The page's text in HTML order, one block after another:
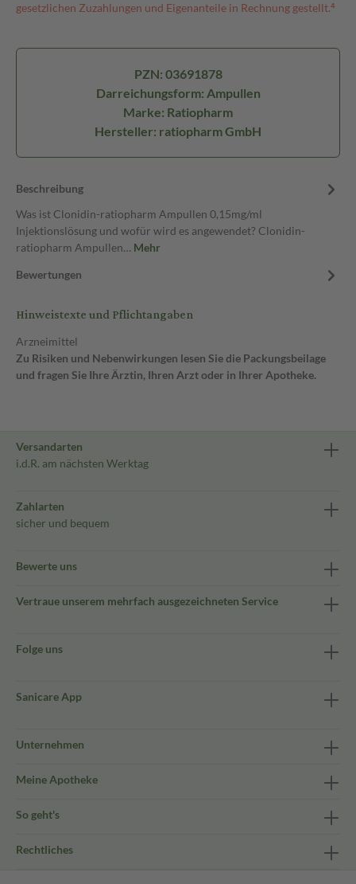
gesetzlichen Zuzahlungen und Eigenanteile in Rechnung gestellt.⁴
PZN: 03691878
Darreichungsform: Ampullen
Marke: Ratiopharm
Hersteller: ratiopharm GmbH
Beschreibung
Was ist Clonidin-ratiopharm Ampullen 0,15mg/ml
Injektionslösung und wofür wird es angewendet? Clonidin-
ratiopharm Ampullen… Mehr
Bewertungen
Hinweistexte und Pflichtangaben
Arzneimittel
Zu Risiken und Nebenwirkungen lesen Sie die Packungsbeilage
und fragen Sie Ihre Ärztin, Ihren Arzt oder in Ihrer Apotheke.
Versandarten
i.d.R. am nächsten Werktag
Zahlarten
sicher und bequem
Bewerte uns
Vertraue unserem mehrfach ausgezeichneten Service
Folge uns
Sanicare App
Unternehmen
Meine Apotheke
So geht's
Rechtliches